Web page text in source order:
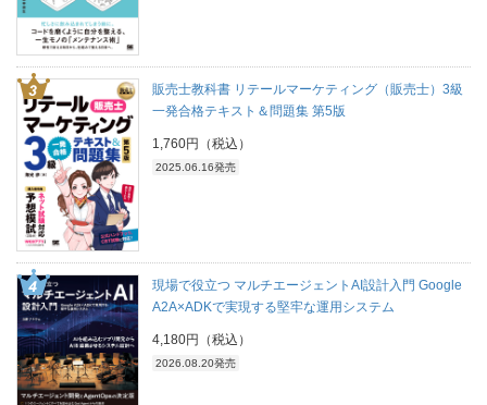
販売士教科書 リテールマーケティング（販売士）3級
一発合格テキスト＆問題集 第5版
1,760円（税込）
2025.06.16発売
現場で役立つ マルチエージェントAI設計入門 Google
A2A×ADKで実現する堅牢な運用システム
4,180円（税込）
2026.08.20発売